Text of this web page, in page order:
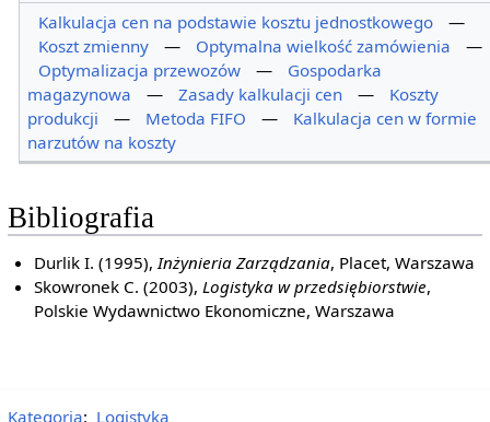
Kalkulacja cen na podstawie kosztu jednostkowego
—
Koszt zmienny
— Optymalna wielkość zamówienia
—
Optymalizacja przewozów
—
Gospodarka
magazynowa
— Zasady kalkulacji cen —
Koszty
produkcji
— Metoda FIFO —
Kalkulacja cen w formie
narzutów na koszty
Bibliografia
Durlik I. (1995),Inżynieria Zarządzania, Placet, Warszawa
Skowronek C. (2003),Logistyka w przedsiębiorstwie,
Polskie Wydawnictwo Ekonomiczne, Warszawa
Kategoria: Logistyka